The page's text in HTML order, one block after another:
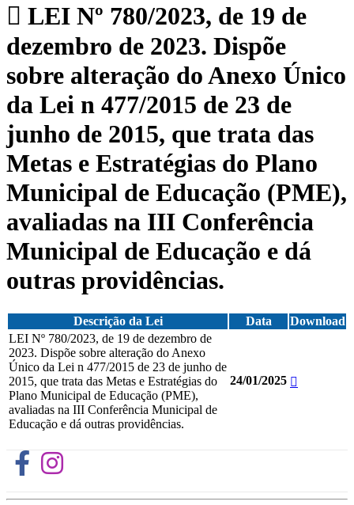
LEI Nº 780/2023, de 19 de
dezembro de 2023. Dispõe
sobre alteração do Anexo Único
da Lei n 477/2015 de 23 de
junho de 2015, que trata das
Metas e Estratégias do Plano
Municipal de Educação (PME),
avaliadas na III Conferência
Municipal de Educação e dá
outras providências.
Descrição da Lei Data
Download
LEI Nº 780/2023, de 19 de dezembro de
2023. Dispõe sobre alteração do Anexo
Único da Lei n 477/2015 de 23 de junho de
2015, que trata das Metas e Estratégias do
Plano Municipal de Educação (PME),
avaliadas na III Conferência Municipal de
Educação e dá outras providências.
24/01/2025